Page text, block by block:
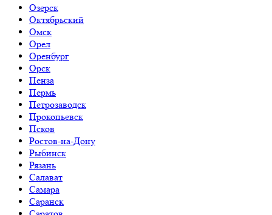
Озерск
Октябрьский
Омск
Орел
Оренбург
Орск
Пенза
Пермь
Петрозаводск
Прокопьевск
Псков
Ростов-на-Дону
Рыбинск
Рязань
Салават
Самара
Саранск